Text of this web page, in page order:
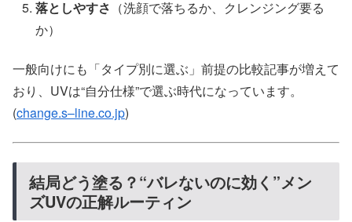
落としやすさ （洗顔で落ちるか、クレンジング要る
か）
一般向けにも「タイプ別に選ぶ」前提の比較記事が増えて
おり、UVは“自分仕様”で選ぶ時代になっています。
(change.s–line.co.jp)
結局どう塗る？“バレないのに効く”メン
ズUVの正解ルーティン